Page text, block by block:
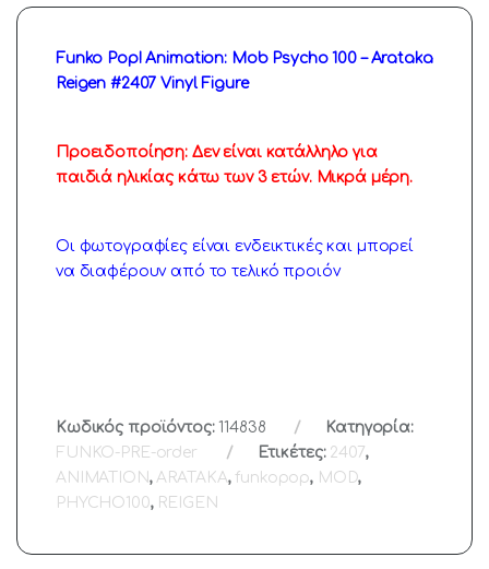
Funko Pop! Animation: Mob Psycho 100 – Arataka
Reigen #2407 Vinyl Figure
Προειδοποίηση: Δεν είναι κατάλληλο για
παιδιά ηλικίας κάτω των 3 ετών. Μικρά μέρη.
Οι φωτογραφίες είναι ενδεικτικές και μπορεί
να διαφέρουν από το τελικό προιόν
Κωδικός προϊόντος:114838
Κατηγορία:
FUNKO-PRE-order
Ετικέτες: 2407,
ANIMATION, ARATAKA, funkopop, MOD,
PHYCHO100, REIGEN